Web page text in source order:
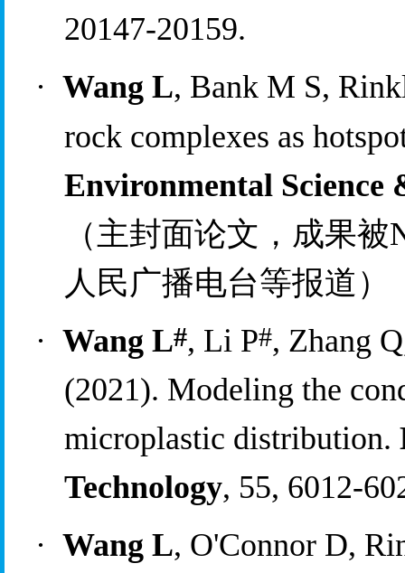
20147-20159.
· Wang L, Bank M S,
rock complexes as h
Environmental Science
（主封面论文，成果被
人民广播电台等报道）
· Wang L#, Li P#, Zhang
(2021). Modeling the c
microplastic distribution.
Technology, 55, 6012-
· Wang L, O'Connor D,